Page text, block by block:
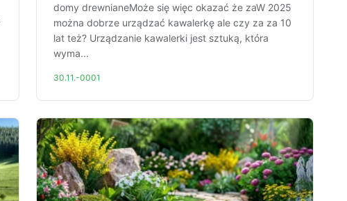
domy drewnianeMoże się więc okazać że zaW 2025
można dobrze urządzać kawalerkę ale czy za za 10
lat też? Urządzanie kawalerki jest sztuką, która
wyma...
30.11.-0001